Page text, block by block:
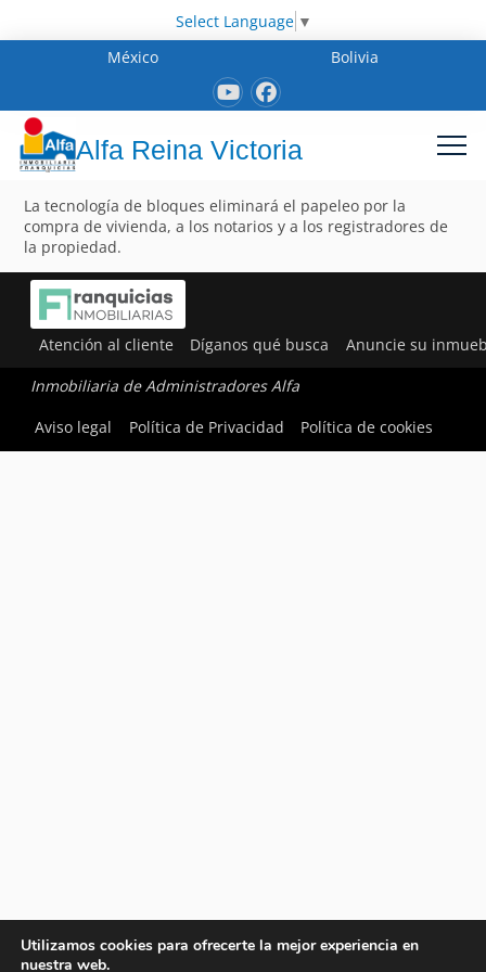
Select Language ▼
México
Bolivia
Alfa Reina Victoria
La tecnología de bloques eliminará el papeleo por la
compra de vivienda, a los notarios y a los registradores de
la propiedad.
Atención al cliente Díganos qué busca Anuncie su
Inmobiliaria de Administradores Alfa
Aviso legal
Política de Privacidad Política de cookies
Utilizamos cookies para ofrecerte la mejor experiencia en
nuestra web.